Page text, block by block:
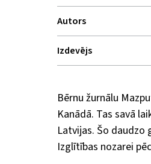
Autors
Izdevējs
Bērnu žurnālu
Kanādā. Tas savā
Latvijas. Šo daudzo
Izglītības nozarei